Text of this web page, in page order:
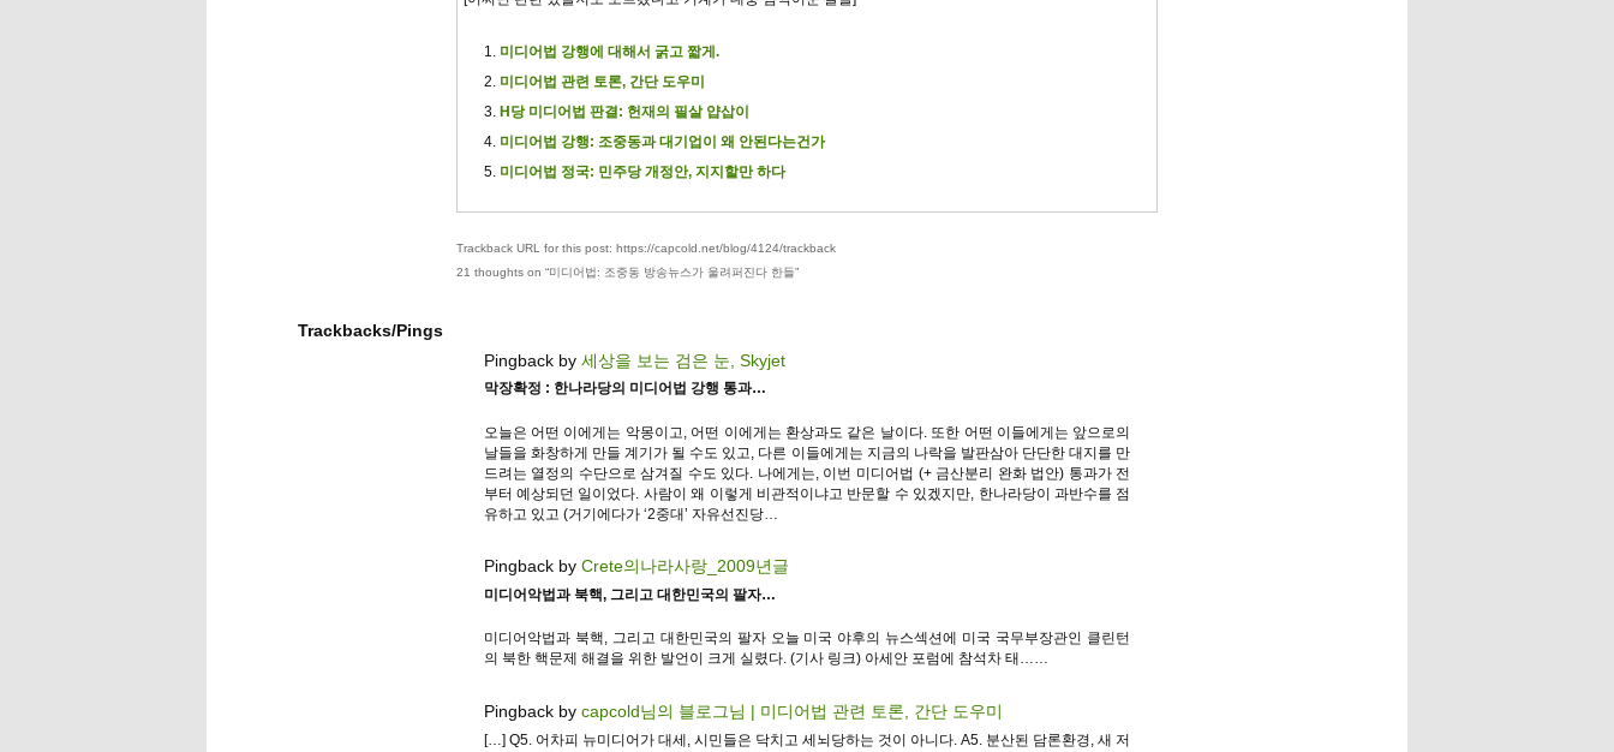
미디어법 강행에 대해서 굵고 짧게.
미디어법 관련 토론, 간단 도우미
H당 미디어법 판결: 헌재의 필살 얍삽이
미디어법 강행: 조중동과 대기업이 왜 안된다는건가
미디어법 정국: 민주당 개정안, 지지할만 하다
Trackback URL for this post: https://capcold.net/blog/4124/trackback
21 thoughts on “미디어법: 조중동 방송뉴스가 울려퍼진다 한들”
Trackbacks/Pings
Pingback by 세상을 보는 검은 눈, Skyjet
막장확정 : 한나라당의 미디어법 강행 통과…
오늘은 어떤 이에게는 악몽이고, 어떤 이에게는 환상과도 같은 날이다. 또한 어떤 이들에게는 앞으로의
날들을 화창하게 만들 계기가 될 수도 있고, 다른 이들에게는 지금의 나락을 발판삼아 단단한 대지를 만
드려는 열정의 수단으로 삼겨질 수도 있다. 나에게는, 이번 미디어법 (+ 금산분리 완화 법안) 통과가 전
부터 예상되던 일이었다. 사람이 왜 이렇게 비관적이냐고 반문할 수 있겠지만, 한나라당이 과반수를 점
유하고 있고 (거기에다가 ‘2중대’ 자유선진당…
Pingback by Crete의나라사랑_2009년글
미디어악법과 북핵, 그리고 대한민국의 팔자…
미디어악법과 북핵, 그리고 대한민국의 팔자 오늘 미국 야후의 뉴스섹션에 미국 국무부장관인 클린턴
의 북한 핵문제 해결을 위한 발언이 크게 실렸다. (기사 링크) 아세안 포럼에 참석차 태……
Pingback by capcold님의 블로그님 | 미디어법 관련 토론, 간단 도우미
[…] Q5. 어차피 뉴미디어가 대세, 시민들은 닥치고 세뇌당하는 것이 아니다. A5. 분산된 담론환경, 새 저